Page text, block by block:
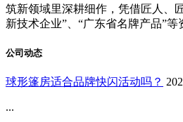
筑新领域里深耕细作，凭借匠人、
新技术企业”、“广东省名牌产品”等
公司动态
球形篷房适合品牌快闪活动吗？
...